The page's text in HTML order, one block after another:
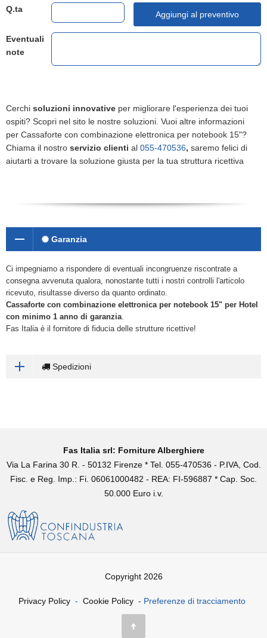
Q.ta
Aggiungi al preventivo
Eventuali
note
Cerchi soluzioni innovative per migliorare l'esperienza dei tuoi
ospiti? Scopri nel sito le nostre soluzioni. Vuoi altre informazioni
per Cassaforte con combinazione elettronica per notebook 15"?
Chiama il nostro servizio clienti al 055-470536, saremo felici di
aiutarti a trovare la soluzione giusta per la tua struttura ricettiva
Garanzia
Ci impegniamo a rispondere di eventuali incongruenze riscontrate a
consegna avvenuta qualora, nonostante tutti i nostri controlli l'articolo
ricevuto, risultasse diverso da quanto ordinato.
Cassaforte con combinazione elettronica per notebook 15" per Hotel
con minimo 1 anno di garanzia.
Fas Italia è il fornitore di fiducia delle strutture ricettive!
Spedizioni
Fas Italia srl: Forniture Alberghiere
Via La Farina 30 R. - 50132 Firenze * Tel. 055-470536 - P.IVA, Cod.
Fisc. e Reg. Imp.: Fi. 06061000482 - REA: FI-596887 * Cap. Soc.
50.000 Euro i.v.
Copyright 2026
Privacy Policy - Cookie Policy - Preferenze di tracciamento